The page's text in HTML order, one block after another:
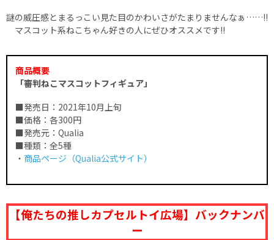
謎の威圧感とまるっこい見た目のかわいさがたまりませんなぁ……!!
マスコット系ねこちゃん好きの人にぜひオススメです!!
商品概要
「審判ねこマスコットフィギュア」
■発売日：2021年10月上旬
■価格：各300円
■発売元：Qualia
■種類：全5種
・ 商品ページ（Qualia公式サイト）
【俺たちの推しカプセルトイ広場】バックナンバ
ー